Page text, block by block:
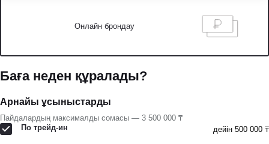
Онлайн брондау
Баға неден құралады?
Арнайы ұсыныстарды
Пайдалардың максималды сомасы — 3 500 000 ₸
По трейд-ин
дейін 500 000 ₸